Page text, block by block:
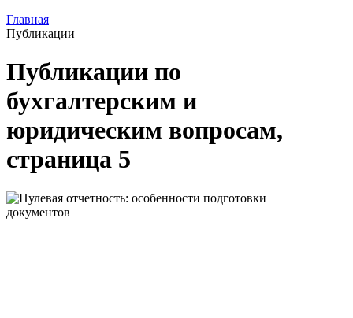
Главная
Публикации
Публикации по
бухгалтерским и
юридическим вопросам,
страница 5